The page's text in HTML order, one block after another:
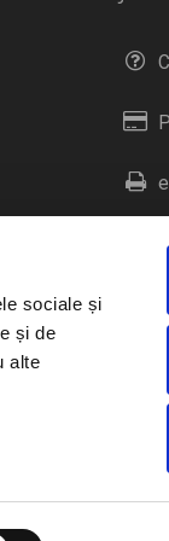
sociale și
și de
alte